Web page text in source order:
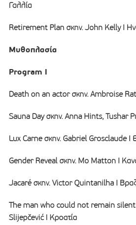
Γαλλία
Retirement Plan σκην. John Kelly I
Μυθοπλασία
Program I
Death on an actor σκην. Ambroise
Sauna Day σκην. Anna Hints, Tushar
Lux Carne σκην. Gabriel Grosclaude I
Gender Reveal σκην. Mo Matton I
Jacaré σκην. Victor Quintanilha I
The man who could not remain silent
Slijepčević I Κροατία